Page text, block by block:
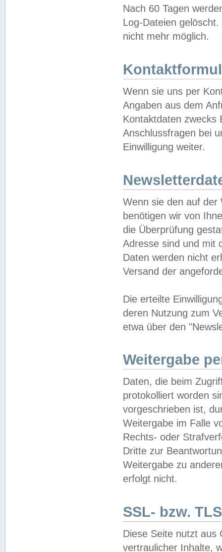
Nach 60 Tagen
Log-Dateien
nicht mehr möglich.
Wenn sie uns per
Angaben aus dem
Kontaktdaten zwecks
Anschlussfragen bei
Einwilligung weiter.
Wenn sie den auf der
benötigen wir von
die Überprüfung
Adresse sind und mit
Daten werden nicht
Versand der
Die erteilte
deren Nutzung zum
etwa über den
Weitergabe
Daten, die beim
protokolliert worden
vorgeschrieben ist,
Weitergabe im Falle
Rechts- oder
Dritte zur
Weitergabe zu
erfolgt nicht.
SSL- bzw.
Diese Seite nutzt aus
vertraulicher Inhalte,